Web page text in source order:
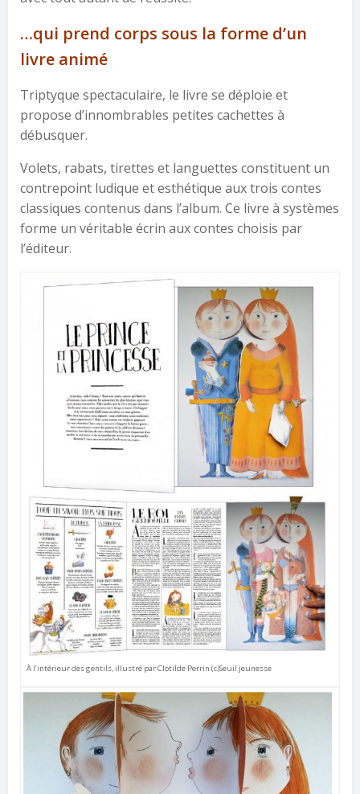
…qui prend corps sous la forme d’un
livre animé
Triptyque spectaculaire, le livre se déploie et
propose d’innombrables petites cachettes à
débusquer.
Volets, rabats, tirettes et languettes constituent un
contrepoint ludique et esthétique aux trois contes
classiques contenus dans l’album. Ce livre à systèmes
forme un véritable écrin aux contes choisis par
l’éditeur.
À l’intérieur des gentils, illustré par Clotilde Perrin (c)Seuil jeunesse